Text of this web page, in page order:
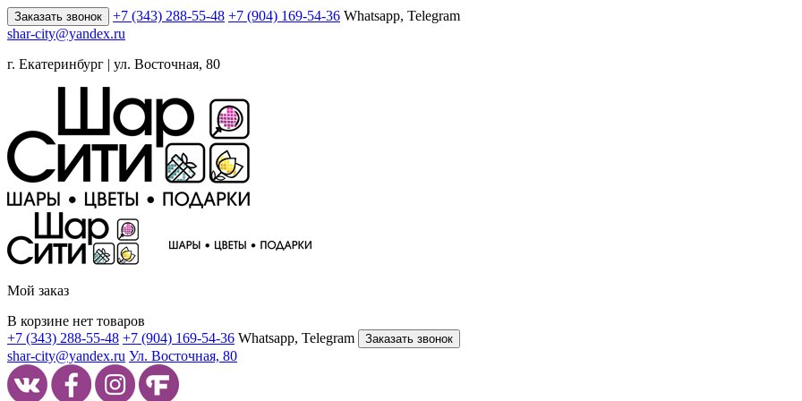
Заказать звонок +7 (343) 288-55-48 +7 (904) 169-54-36 Whatsapp, Telegram
shar-city@yandex.ru
г. Екатеринбург | ул. Восточная, 80
Мой заказ
В корзине нет товаров
+7 (343) 288-55-48 +7 (904) 169-54-36 Whatsapp, Telegram Заказать звонок
shar-city@yandex.ru Ул. Восточная, 80